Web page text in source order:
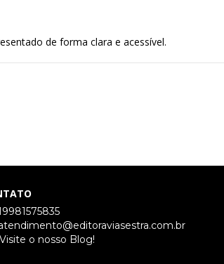
de forma clara e acessível.
Visite o nosso Blog!